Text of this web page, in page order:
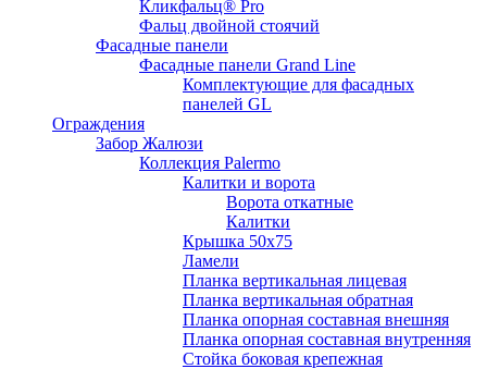
Кликфальц® Pro
Фальц двoйной стоячий
Фасадные панели
Фасадные панели Grand Line
Комплектующие для фасадных
панелей GL
Ограждения
Забор Жалюзи
Коллекция Palermo
Калитки и ворота
Ворота откатные
Калитки
Крышка 50х75
Ламели
Планка вертикальная лицевая
Планка вертикальная обратная
Планка опорная составная внешняя
Планка опорная составная внутренняя
Стойка боковая крепежная